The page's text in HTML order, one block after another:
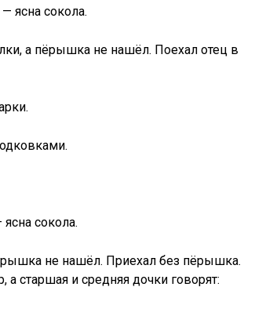
ясна сокола.
а пёрышка не нашёл. Поехал отец в
сокола.
не нашёл. Приехал без пёрышка.
а старшая и средняя дочки говорят: